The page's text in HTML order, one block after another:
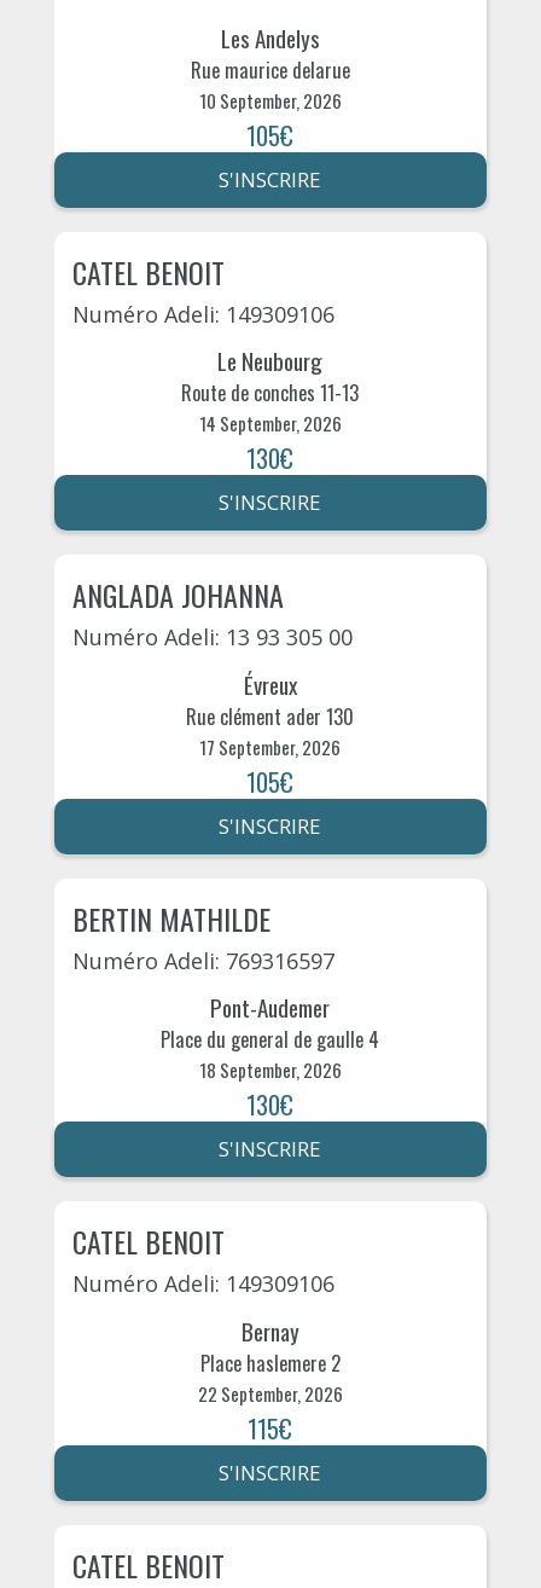
Les Andelys
Rue maurice delarue
10 September, 2026
105€
S'INSCRIRE
CATEL BENOIT
Numéro Adeli: 149309106
Le Neubourg
Route de conches 11-13
14 September, 2026
130€
S'INSCRIRE
ANGLADA JOHANNA
Numéro Adeli: 13 93 305 00
Évreux
Rue clément ader 130
17 September, 2026
105€
S'INSCRIRE
BERTIN MATHILDE
Numéro Adeli: 769316597
Pont-Audemer
Place du general de gaulle 4
18 September, 2026
130€
S'INSCRIRE
CATEL BENOIT
Numéro Adeli: 149309106
Bernay
Place haslemere 2
22 September, 2026
115€
S'INSCRIRE
CATEL BENOIT